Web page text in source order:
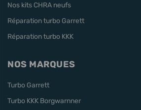
Nos kits CHRA neufs
Réparation turbo Garrett
Réparation turbo KKK
NOS MARQUES
Turbo Garrett
Turbo KKK Borgwarnner